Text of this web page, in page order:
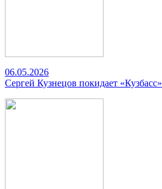
06.05.2026
Сергей Кузнецов покидает «Кузбасс»